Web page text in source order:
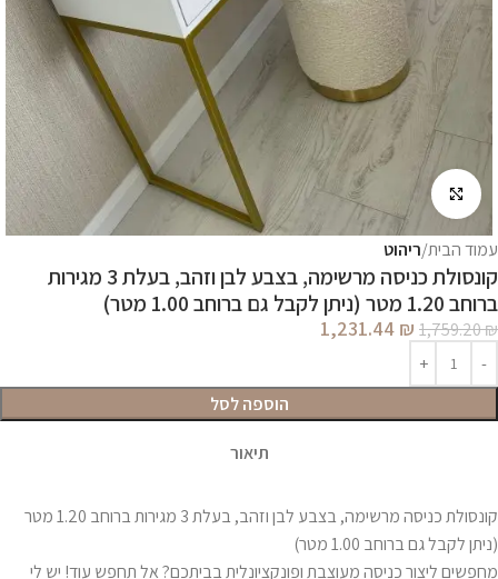
עמוד הבית ריהוט
קונסולת כניסה מרשימה, בצבע לבן וזהב, בעלת 3 מגירות
ברוחב 1.20 מטר (ניתן לקבל גם ברוחב 1.00 מטר)
1,759.20₪
1,231.44 ₪
הוספה לסל
תיאור
קונסולת כניסה מרשימה, בצבע לבן וזהב, בעלת 3 מגירות ברוחב 1.20 מטר
(ניתן לקבל גם ברוחב 1.00 מטר)
מחפשים ליצור כניסה מעוצבת ופונקציונלית בביתכם? אל תחפש עוד! יש לי
לחץ להגדלה